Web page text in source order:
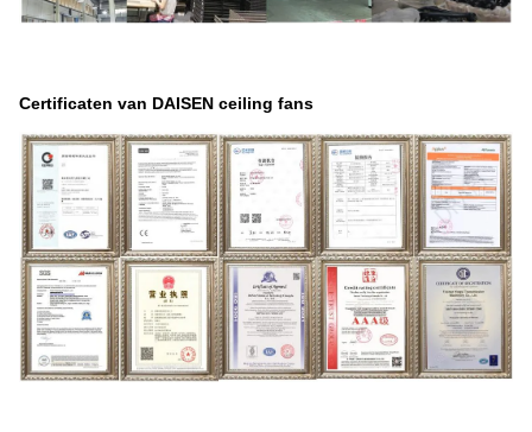
Certificaten van DAISEN ceiling fans